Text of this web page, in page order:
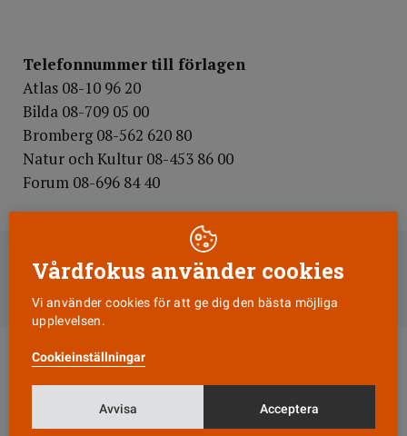
Telefonnummer till förlagen
Atlas 08-10 96 20
Bilda 08-709 05 00
Bromberg 08-562 620 80
Natur och Kultur 08-453 86 00
Forum 08-696 84 40
Vårdfokus använder cookies
Vi använder cookies för att ge dig den bästa möjliga
upplevelsen.
Cookieinställningar
Avvisa Acceptera